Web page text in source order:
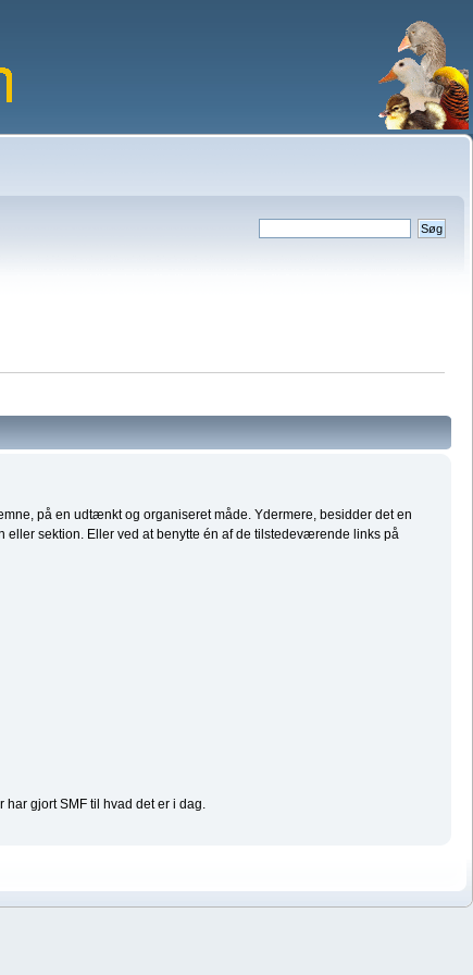
på en udtænkt og organiseret måde. Ydermere, besidder det en
sektion. Eller ved at benytte én af de tilstedeværende links på
har gjort SMF til hvad det er i dag.